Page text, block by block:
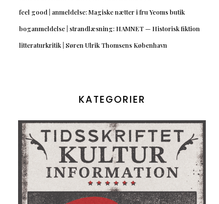
feel good | anmeldelse: Magiske nætter i fru Yeoms butik
boganmeldelse | strandlæsning: HAMNET — Historisk fiktion
litteraturkritik | Søren Ulrik Thomsens København
KATEGORIER